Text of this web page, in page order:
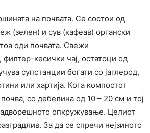
на почвата. Се состои од
(зелен) и сув (кафеав) органски
оди почвата. Свежи
кесички чај, остатоци од
супстанции богати со јаглерод,
или хартија. Кога компостот
со дебелина од 10 – 20 см и тој
опкружување. Целиот
За да се спречи нејзиното